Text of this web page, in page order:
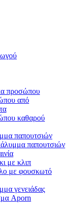
προσώπου
από
καθαρού
παπουτσιών
παπουτσιών
με κλιπ
με φουσκωτό
γενειάδας
Aporn